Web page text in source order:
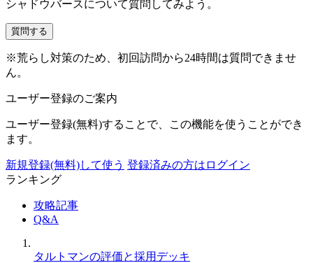
シャドウバースについて質問してみよう。
質問する
※荒らし対策のため、初回訪問から24時間は質問できませ
ん。
ユーザー登録のご案内
ユーザー登録(無料)することで、この機能を使うことができ
ます。
新規登録(無料)して使う 登録済みの方はログイン
ランキング
攻略記事
Q&A
タルトマンの評価と採用デッキ